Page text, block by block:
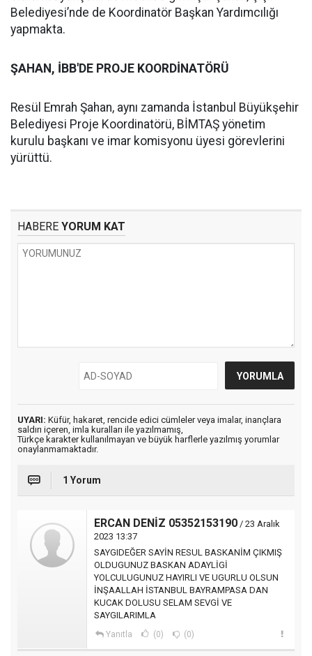
Belediyesi’nde de Koordinatör Başkan Yardımcılığı
yapmakta.
ŞAHAN, İBB'DE PROJE KOORDİNATÖRÜ
Resül Emrah Şahan, aynı zamanda İstanbul Büyükşehir
Belediyesi Proje Koordinatörü, BİMTAŞ yönetim
kurulu başkanı ve imar komisyonu üyesi görevlerini
yürüttü.
HABERE YORUM KAT
UYARI: Küfür, hakaret, rencide edici cümleler veya imalar, inançlara
saldırı içeren, imla kuralları ile yazılmamış,
Türkçe karakter kullanılmayan ve büyük harflerle yazılmış yorumlar
onaylanmamaktadır.
1 Yorum
ERCAN DENİZ 05352153190 / 23 Aralık
2023 13:37
SAYGIDEĞER SAYİN RESUL BASKANİM ÇIKMIŞ
OLDUGUNUZ BASKAN ADAYLİGİ
YOLCULUGUNUZ HAYIRLI VE UGURLU OLSUN
İNŞAALLAH İSTANBUL BAYRAMPASA DAN
KUCAK DOLUSU SELAM SEVGİ VE
SAYGILARIMLA
Yanıtla (0) (0)